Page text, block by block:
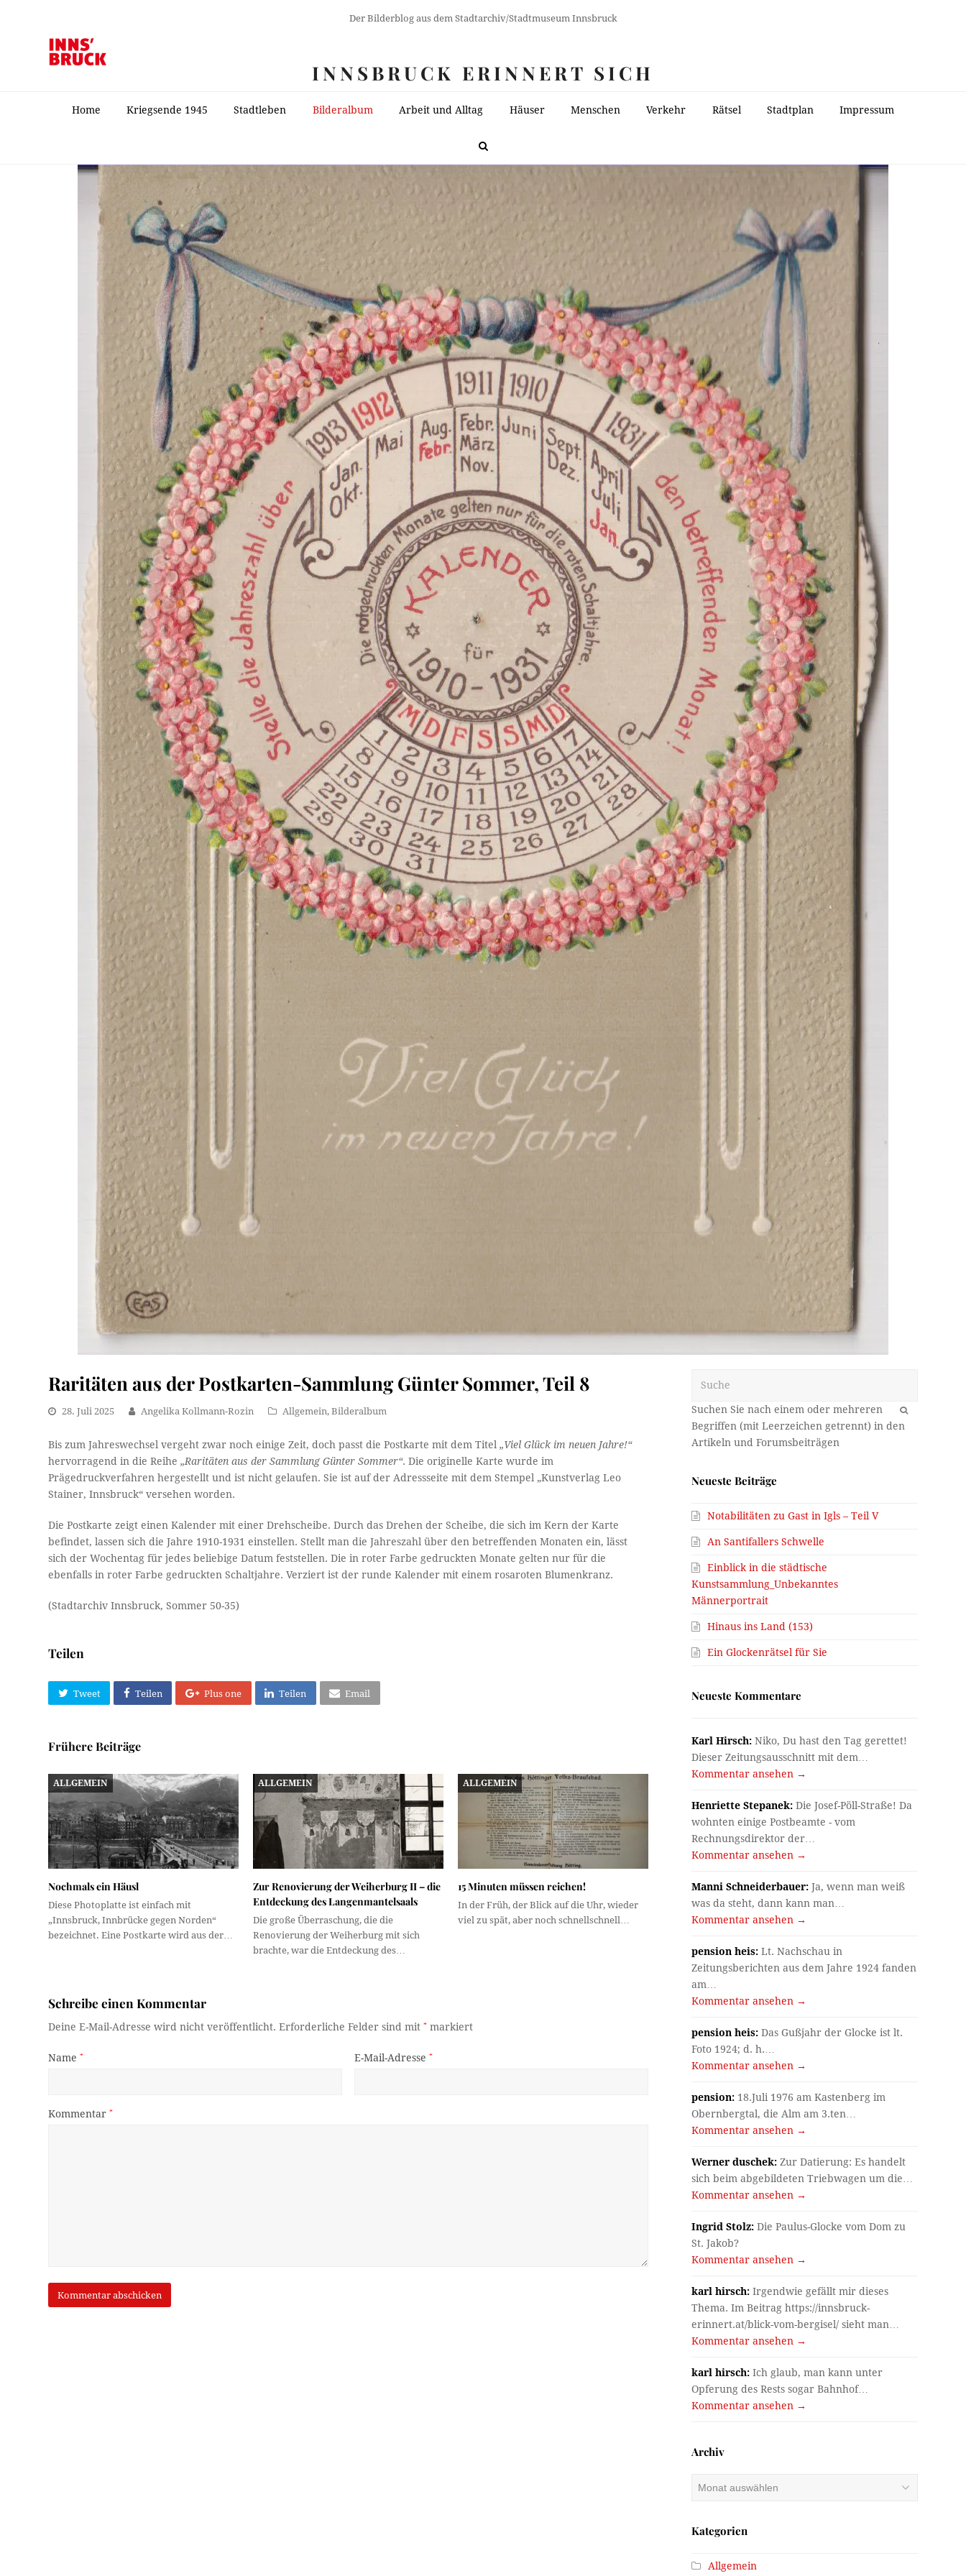
Der Bilderblog aus dem Stadtarchiv/Stadtmuseum Innsbruck
INNSBRUCK ERINNERT SICH
Home Kriegsende 1945 Stadtleben Bilderalbum Arbeit und Alltag Häuser Menschen Verkehr Rätsel Stadtplan Impressum
Raritäten aus der Postkarten-Sammlung Günter Sommer, Teil 8
28. Juli 2025 Angelika Kollmann-Rozin Allgemein,Bilderalbum
Bis zum Jahreswechsel vergeht zwar noch einige Zeit, doch passt die Postkarte mit dem Titel„Viel Glück im neuen Jahre!“
hervorragend in die Reihe„Raritäten aus der Sammlung Günter Sommer“. Die originelle Karte wurde im
Prägedruckverfahren hergestellt und ist nicht gelaufen. Sie ist auf der Adressseite mit dem Stempel „Kunstverlag Leo
Stainer, Innsbruck“ versehen worden.
Die Postkarte zeigt einen Kalender mit einer Drehscheibe. Durch das Drehen der Scheibe, die sich im Kern der Karte
befindet, lassen sich die Jahre 1910-1931 einstellen. Stellt man die Jahreszahl über den betreffenden Monaten ein, lässt
sich der Wochentag für jedes beliebige Datum feststellen. Die in roter Farbe gedruckten Monate gelten nur für die
ebenfalls in roter Farbe gedruckten Schaltjahre. Verziert ist der runde Kalender mit einem rosaroten Blumenkranz.
(Stadtarchiv Innsbruck, Sommer 50-35)
Teilen
Tweet Teilen Plus one Teilen Email
Frühere Beiträge
ALLGEMEIN
Nochmals ein Häusl
Diese Photoplatte ist einfach mit
„Innsbruck, Innbrücke gegen Norden“
bezeichnet. Eine Postkarte wird aus der…
ALLGEMEIN
Zur Renovierung der Weiherburg II – die
Entdeckung des Langenmantelsaals
Die große Überraschung, die die
Renovierung der Weiherburg mit sich
brachte, war die Entdeckung des…
ALLGEMEIN
15 Minuten müssen reichen!
In der Früh, der Blick auf die Uhr, wieder
viel zu spät, aber noch schnellschnell…
Schreibe einen Kommentar
Deine E-Mail-Adresse wird nicht veröffentlicht. Erforderliche Felder sind mit* markiert
Name* E-Mail-Adresse *
Kommentar*
OK
Neueste Beiträge
Notabilitäten zu Gast in Igls – Teil V
An Santifallers Schwelle
Einblick in die städtische
Kunstsammlung_Unbekanntes
Männerportrait
Hinaus ins Land (153)
Ein Glockenrätsel für Sie
Neueste Kommentare
Karl Hirsch: Niko, Du hast den Tag gerettet!
Dieser Zeitungsausschnitt mit dem…
Kommentar ansehen →
Henriette Stepanek: Die Josef-Pöll-Straße! Da
wohnten einige Postbeamte - vom
Rechnungsdirektor der…
Kommentar ansehen →
Manni Schneiderbauer: Ja, wenn man weiß
was da steht, dann kann man…
Kommentar ansehen →
pension heis: Lt. Nachschau in
Zeitungsberichten aus dem Jahre 1924 fanden
am…
Kommentar ansehen →
pension heis: Das Gußjahr der Glocke ist lt.
Foto 1924; d. h.…
Kommentar ansehen →
pension: 18.Juli 1976 am Kastenberg im
Obernbergtal, die Alm am 3.ten…
Kommentar ansehen →
Werner duschek: Zur Datierung: Es handelt
sich beim abgebildeten Triebwagen um die…
Kommentar ansehen →
Ingrid Stolz: Die Paulus-Glocke vom Dom zu
St. Jakob?
Kommentar ansehen →
karl hirsch: Irgendwie gefällt mir dieses
Thema. Im Beitrag https://innsbruck-
erinnert.at/blick-vom-bergisel/ sieht man…
Kommentar ansehen →
karl hirsch: Ich glaub, man kann unter
Opferung des Rests sogar Bahnhof…
Kommentar ansehen →
Archiv
Kategorien
Allgemein